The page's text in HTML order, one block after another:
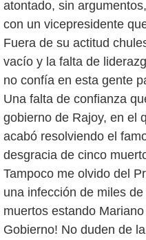
atontado, sin
con un vicepresidente
Fuera de su actitud
vacío y la falta de
no confía en esta gente
Una falta de confianza
gobierno de Rajoy, en el
acabó resolviendo el
desgracia de cinco
Tampoco me olvido del
una infección de miles
muertos estando
Gobierno! No duden de